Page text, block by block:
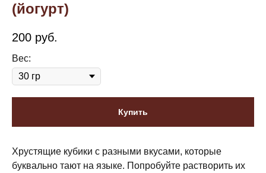
(йогурт)
200 руб.
Вес:
Купить
Хрустящие кубики с разными вкусами, которые
буквально тают на языке. Попробуйте растворить их